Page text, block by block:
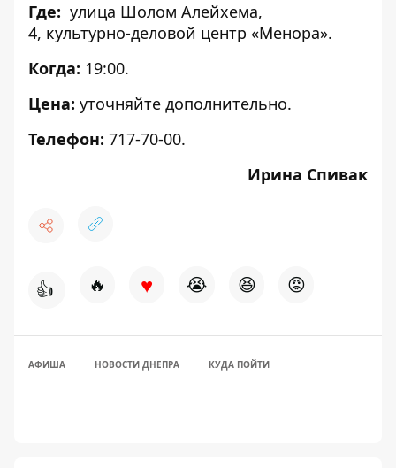
Где: улица Шолом Алейхема,
4, культурно-деловой центр «Менора».
Когда: 19:00.
Цена: уточняйте дополнительно.
Телефон: 717-70-00.
Ирина Спивак
👍 🔥 ♥ 😭 😆 😡
АФИША НОВОСТИ ДНЕПРА КУДА ПОЙТИ